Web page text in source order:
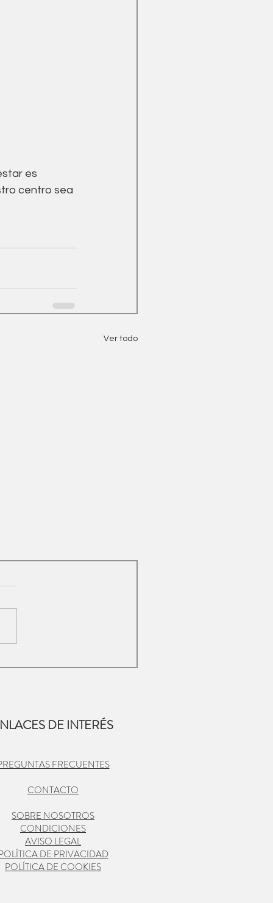
es
centro sea
Ver todo
DE INTERÉS
FRECUENTES
CONTACTO
SOBRE NOSOTROS
CONDICIONES
AVISO LEGAL
DE PRIVACIDAD
POLÍTICA DE COOKIES